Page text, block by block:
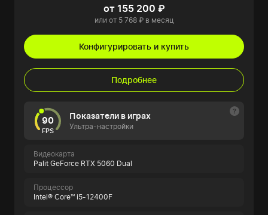
от 155 200 ₽
или от 5 768 ₽ в месяц
Конфигурировать и купить
Подробнее
90
FPS
Показатели в играх
Ультра-настройки
Видеокарта
Palit GeForce RTX 5060 Dual
Процессор
Intel® Core™ i5-12400F